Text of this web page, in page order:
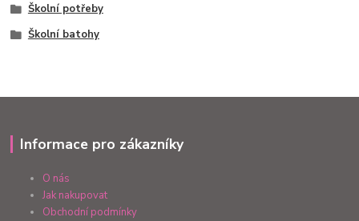
Školní potřeby
Školní batohy
Informace pro zákazníky
O nás
Jak nakupovat
Obchodní podmínky